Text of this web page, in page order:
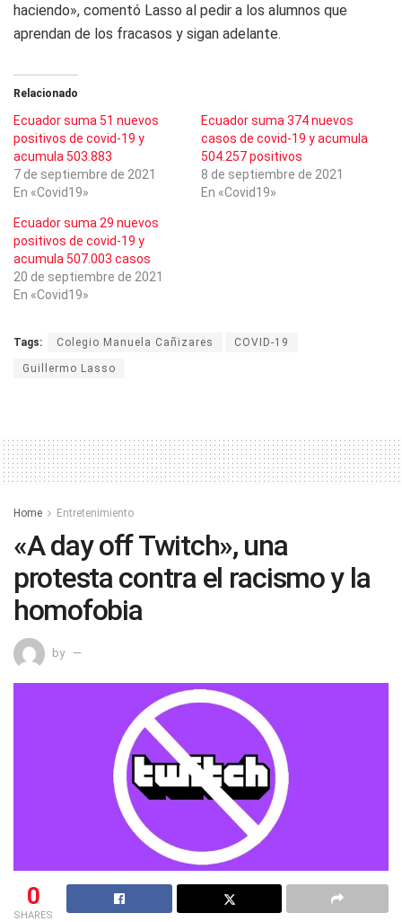
haciendo», comentó Lasso al pedir a los alumnos que
aprendan de los fracasos y sigan adelante.
Relacionado
Ecuador suma 51 nuevos
positivos de covid-19 y
acumula 503.883
7 de septiembre de 2021
En «Covid19»
Ecuador suma 374 nuevos
casos de covid-19 y acumula
504.257 positivos
8 de septiembre de 2021
En «Covid19»
Ecuador suma 29 nuevos
positivos de covid-19 y
acumula 507.003 casos
20 de septiembre de 2021
En «Covid19»
Tags: Colegio Manuela Cañizares COVID-19
Guillermo Lasso
Home Entretenimiento
«A day off Twitch», una
protesta contra el racismo y la
homofobia
by
0
SHARES